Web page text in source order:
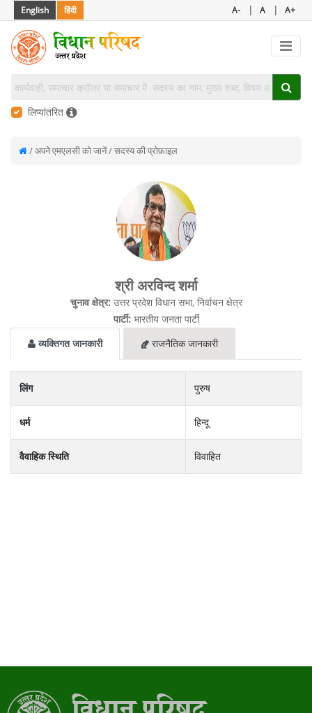
English हिंदी A- | A | A+
लिप्यांतरित
/ अपने एमएलसी को जानें / सदस्य की प्रोफ़ाइल
श्री अरविन्द शर्मा
चुनाव क्षेत्र:उत्तर प्रदेश विधान सभा, निर्वाचन क्षेत्र
पार्टी:भारतीय जनता पार्टी
व्यक्तिगत जानकारी
राजनैतिक जानकारी
लिंग पुरुष
धर्म हिन्दू
वैवाहिक स्थिति विवाहित